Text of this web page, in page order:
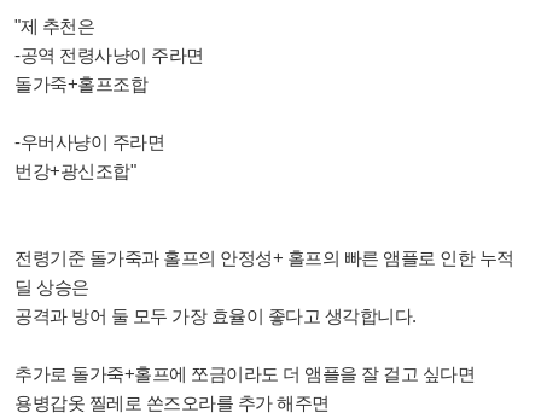
"제 추천은
-공역 전령사냥이 주라면
돌가죽+홀프조합
-우버사냥이 주라면
번강+광신조합"
전령기준 돌가죽과 홀프의 안정성+ 홀프의 빠른 앰플로 인한 누적
딜 상승은
공격과 방어 둘 모두 가장 효율이 좋다고 생각합니다.
추가로 돌가죽+홀프에 쪼금이라도 더 앰플을 잘 걸고 싶다면
용병갑옷 찔레로 쏜즈오라를 추가 해주면